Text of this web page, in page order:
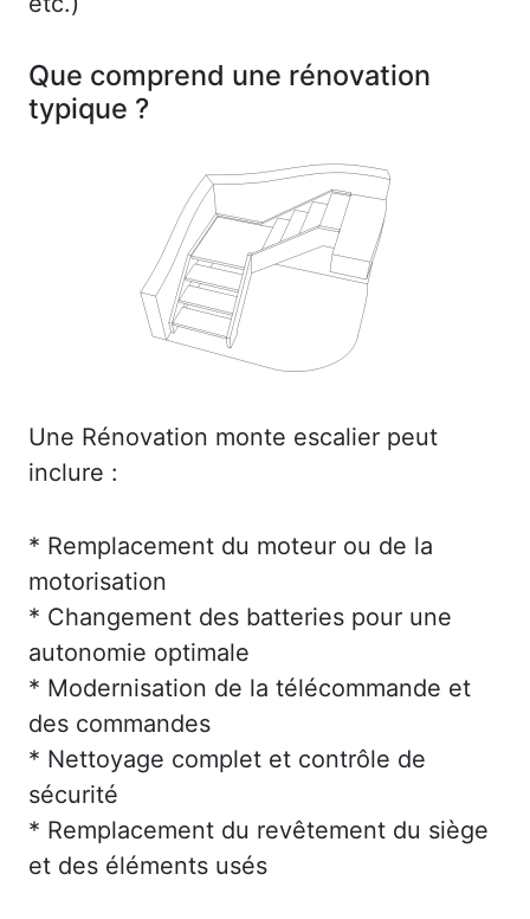
Que comprend une rénovation
typique ?
Une Rénovation monte escalier peut
inclure :
* Remplacement du moteur ou de la
motorisation
* Changement des batteries pour une
autonomie optimale
* Modernisation de la télécommande et
des commandes
* Nettoyage complet et contrôle de
sécurité
* Remplacement du revêtement du siège
et des éléments usés